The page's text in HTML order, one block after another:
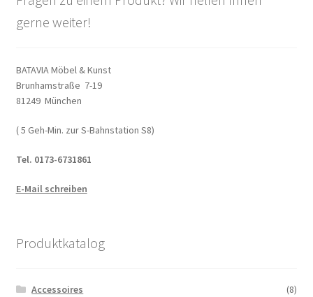
gerne weiter!
BATAVIA Möbel & Kunst
Brunhamstraße 7-19
81249 München
( 5 Geh-Min. zur S-Bahnstation S8)
Tel. 0173-6731861
E-Mail schreiben
Produktkatalog
Accessoires
(8)